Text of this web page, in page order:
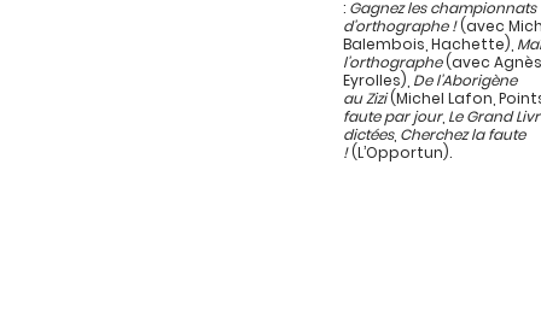
: Gagnez les championnats
d’orthographe !(avec
Balembois, Hachette),
l’orthographe(avec
Eyrolles), De l’Aborigène
au Zizi(Michel Lafon,
faute par jour, Le Grand
dictées, Cherchez la faute
!(L’Opportun).